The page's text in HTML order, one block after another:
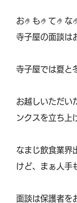
お🤌も🤌て🤌な
寺子屋の面談は
寺子屋では夏と
お越しいただい
ンクスを立ち上
なまじ飲食業界
けど、まぁ人手
面談は保護者を